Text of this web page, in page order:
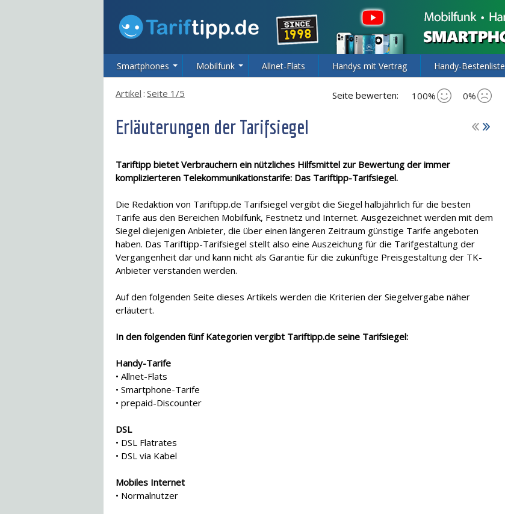
Smartphones Mobilfunk Allnet-Flats Handys mit Vertrag Handy-Bestenliste
Seite bewerten: 100% 0%
Artikel : Seite 1/5
Erläuterungen der Tarifsiegel
Tariftipp bietet Verbrauchern ein nützliches Hilfsmittel zur Bewertung der immer
komplizierteren Telekommunikationstarife: Das Tariftipp-Tarifsiegel.
Die Redaktion von Tariftipp.de Tarifsiegel vergibt die Siegel halbjährlich für die besten
Tarife aus den Bereichen Mobilfunk, Festnetz und Internet. Ausgezeichnet werden mit dem
Siegel diejenigen Anbieter, die über einen längeren Zeitraum günstige Tarife angeboten
haben. Das Tariftipp-Tarifsiegel stellt also eine Auszeichung für die Tarifgestaltung der
Vergangenheit dar und kann nicht als Garantie für die zukünftige Preisgestaltung der TK-
Anbieter verstanden werden.
Auf den folgenden Seite dieses Artikels werden die Kriterien der Siegelvergabe näher
erläutert.
In den folgenden fünf Kategorien vergibt Tariftipp.de seine Tarifsiegel:
Handy-Tarife
• Allnet-Flats
• Smartphone-Tarife
• prepaid-Discounter
DSL
• DSL Flatrates
• DSL via Kabel
Mobiles Internet
• Normalnutzer